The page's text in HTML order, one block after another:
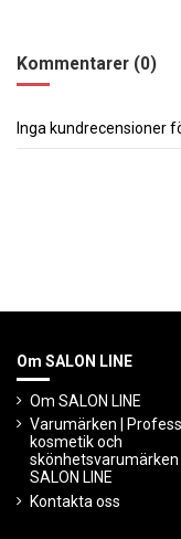
Kommentarer (0)
Inga kundrecensioner
Om SALON LINE
Om SALON LINE
Varumärken |
kosmetik och
skönhetsvarumärken
SALON LINE
Kontakta oss